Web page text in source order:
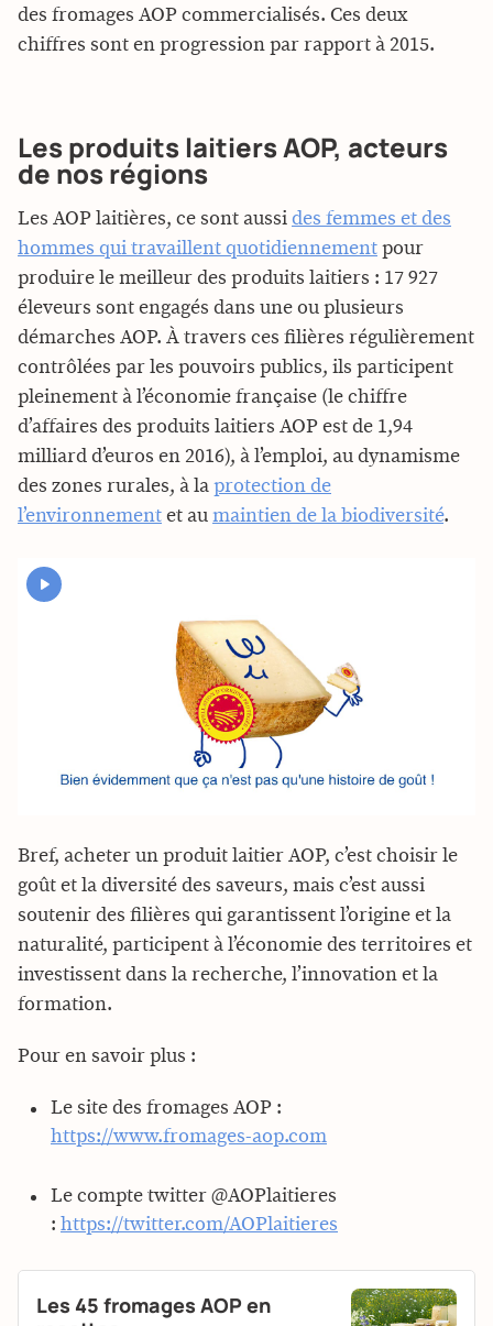
des fromages AOP commercialisés. Ces deux
chiffres sont en progression par rapport à 2015.
Les produits laitiers AOP, acteurs
de nos régions
Les AOP laitières, ce sont aussi des femmes et des
hommes qui travaillent quotidiennement pour
produire le meilleur des produits laitiers : 17 927
éleveurs sont engagés dans une ou plusieurs
démarches AOP. À travers ces filières régulièrement
contrôlées par les pouvoirs publics, ils participent
pleinement à l’économie française (le chiffre
d’affaires des produits laitiers AOP est de 1,94
milliard d’euros en 2016), à l’emploi, au dynamisme
des zones rurales, à la protection de
l’environnement et au maintien de la biodiversité.
YouTube est désactivé. Autorisez le dépôt de cookies pour accéder
au contenu.
Autoriser
Bref, acheter un produit laitier AOP, c’est choisir le
goût et la diversité des saveurs, mais c’est aussi
soutenir des filières qui garantissent l’origine et la
naturalité, participent à l’économie des territoires et
investissent dans la recherche, l’innovation et la
formation.
Pour en savoir plus :
Le site des fromages AOP :
https://www.fromages-aop.com
Le compte twitter @AOPlaitieres
: https://twitter.com/AOPlaitieres
Les 45 fromages AOP en